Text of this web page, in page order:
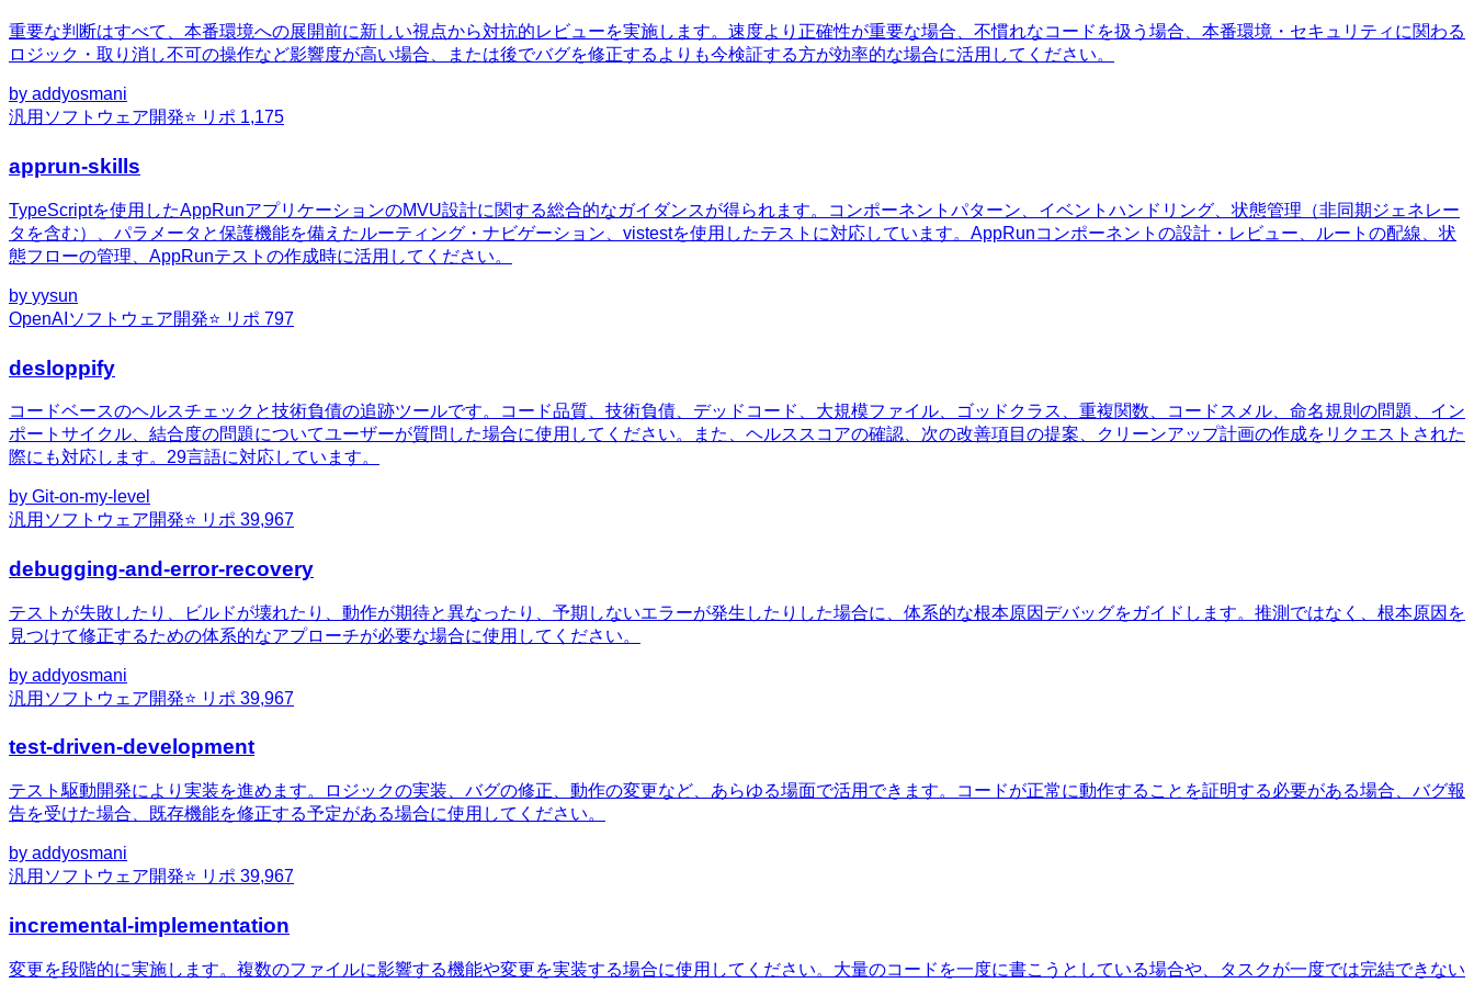
重要な判断はすべて、本番環境への展開前に新しい視点から対抗的レビューを実施します。速度より正確性が重要な場合、不慣れなコードを扱う場合、本番環境・セキュリティに関わる
ロジック・取り消し不可の操作など影響度が高い場合、または後でバグを修正するよりも今検証する方が効率的な場合に活用してください。
by addyosmani
汎用 ソフトウェア開発⭐ リポ 1,175
apprun-skills
TypeScriptを使用したAppRunアプリケーションのMVU設計に関する総合的なガイダンスが得られます。コンポーネントパターン、イベントハンドリング、状態管理（非同期ジェネレー
タを含む）、パラメータと保護機能を備えたルーティング・ナビゲーション、vistestを使用したテストに対応しています。AppRunコンポーネントの設計・レビュー、ルートの配線、状
態フローの管理、AppRunテストの作成時に活用してください。
by yysun
OpenAI ソフトウェア開発⭐ リポ 797
desloppify
コードベースのヘルスチェックと技術負債の追跡ツールです。コード品質、技術負債、デッドコード、大規模ファイル、ゴッドクラス、重複関数、コードスメル、命名規則の問題、イン
ポートサイクル、結合度の問題についてユーザーが質問した場合に使用してください。また、ヘルススコアの確認、次の改善項目の提案、クリーンアップ計画の作成をリクエストされた
際にも対応します。29言語に対応しています。
by Git-on-my-level
汎用 ソフトウェア開発⭐ リポ 39,967
debugging-and-error-recovery
テストが失敗したり、ビルドが壊れたり、動作が期待と異なったり、予期しないエラーが発生したりした場合に、体系的な根本原因デバッグをガイドします。推測ではなく、根本原因を
見つけて修正するための体系的なアプローチが必要な場合に使用してください。
by addyosmani
汎用 ソフトウェア開発⭐ リポ 39,967
test-driven-development
テスト駆動開発により実装を進めます。ロジックの実装、バグの修正、動作の変更など、あらゆる場面で活用できます。コードが正常に動作することを証明する必要がある場合、バグ報
告を受けた場合、既存機能を修正する予定がある場合に使用してください。
by addyosmani
汎用 ソフトウェア開発⭐ リポ 39,967
incremental-implementation
変更を段階的に実施します。複数のファイルに影響する機能や変更を実装する場合に使用してください。大量のコードを一度に書こうとしている場合や、タスクが一度では完結できない